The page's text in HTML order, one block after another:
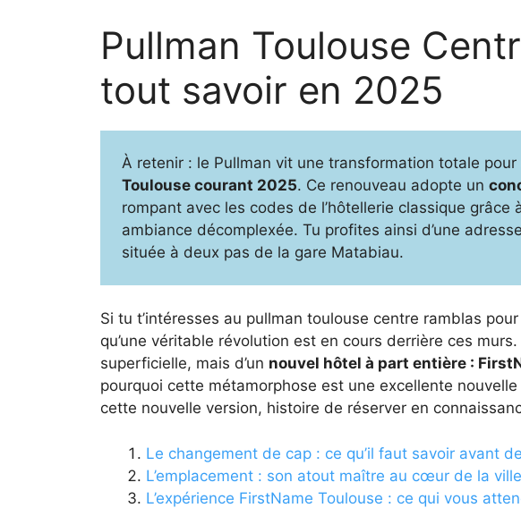
Pullman Toulouse
tout savoir en 2025
À retenir : le Pullman vit une transformation totale pour
Toulouse courant 2025. Ce renouveau adopte un
rompant avec les codes de l’hôtellerie classique
ambiance décomplexée. Tu profites ainsi d’une
située à deux pas de la gare Matabiau.
Si tu t’intéresses au pullman toulouse centre ramblas
qu’une véritable révolution est en cours derrière ces
superficielle, mais d’un nouvel hôtel à part entière :
pourquoi cette métamorphose est une excellente
cette nouvelle version, histoire de réserver en
Le changement de cap : ce qu’il faut savoir avant
L’emplacement : son atout maître au cœur de la
L’expérience FirstName Toulouse : ce qui vous